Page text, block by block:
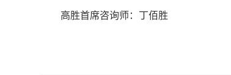
高胜首席咨询师：丁佰胜